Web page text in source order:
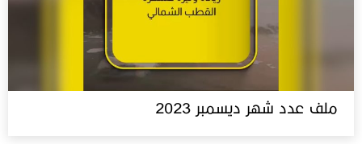
ملف عدد شهر ديسمبر 2023